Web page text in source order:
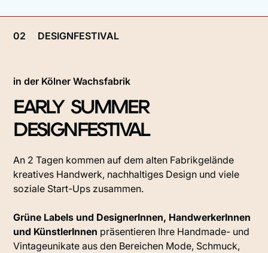
02 DESIGNFESTIVAL
in der Kölner Wachsfabrik
EARLY SUMMER
DESIGNFESTIVAL
An 2 Tagen kommen auf dem alten Fabrikgelände
kreatives Handwerk, nachhaltiges Design und viele
soziale Start-Ups zusammen.
Grüne Labels und DesignerInnen, HandwerkerInnen
und KünstlerInnen präsentieren Ihre Handmade- und
Vintageunikate aus den Bereichen Mode, Schmuck,